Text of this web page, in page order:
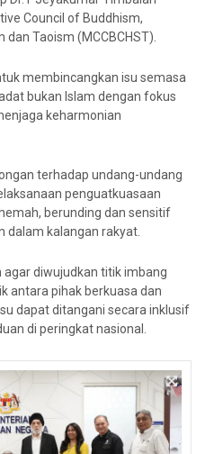
Council of Buddhism,
Taoism (MCCBCHST).
membincangkan isu semasa
bukan Islam dengan fokus
keharmonian
terhadap undang-undang
penguatkuasaan
berunding dan sensitif
dalam kalangan rakyat.
diwujudkan titik imbang
antara pihak berkuasa dan
dapat ditangani secara inklusif
di peringkat nasional.